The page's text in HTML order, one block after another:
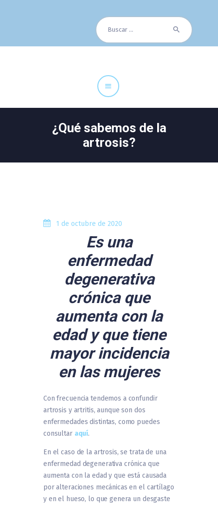
Buscar:
¿Qué sabemos de la
artrosis?
Cuadro Médico
Especialidades
1 de octubre de 2020
Es una
enfermedad
degenerativa
crónica que
aumenta con la
edad y que tiene
mayor incidencia
en las mujeres
Con frecuencia tendemos a confundir
artrosis y artritis, aunque son dos
enfermedades distintas, como puedes
consultar aquí.
En el caso de la artrosis, se trata de una
enfermedad degenerativa crónica que
aumenta con la edad y que está causada
por alteraciones mecánicas en el cartílago
y en el hueso, lo que genera un desgaste